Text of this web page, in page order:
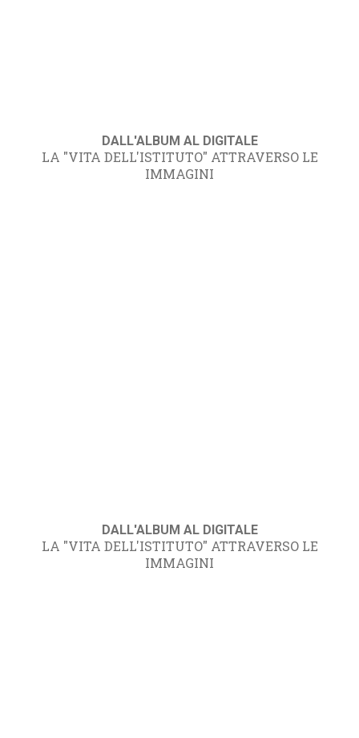
DALL'ALBUM AL DIGITALE
LA "VITA DELL'ISTITUTO" ATTRAVERSO LE
IMMAGINI
DALL'ALBUM AL DIGITALE
LA "VITA DELL'ISTITUTO" ATTRAVERSO LE
IMMAGINI